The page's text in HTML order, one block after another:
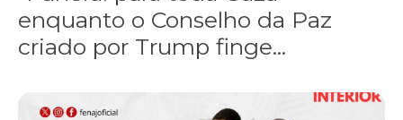
enquanto o Conselho da Paz
criado por Trump finge...
Assinada nova CCT de jornais e revistas do interior